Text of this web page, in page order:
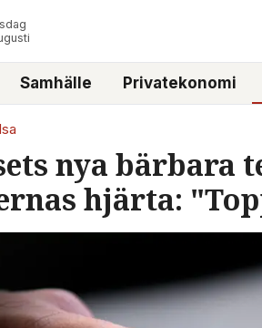
Samhälle Privatekonomi
nya bärbara
hjärta: